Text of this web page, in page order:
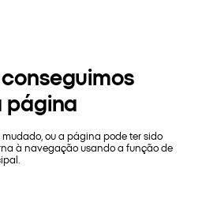
página
ou a página pode ter sido
à navegação usando a função de